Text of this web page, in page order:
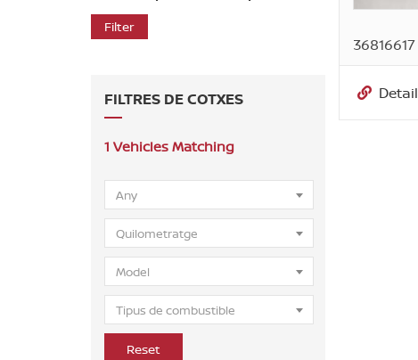
Filter
FILTRES DE COTXES
1 Vehicles Matching
Any
Quilometratge
Model
Tipus de combustible
Reset
36816617
Detail